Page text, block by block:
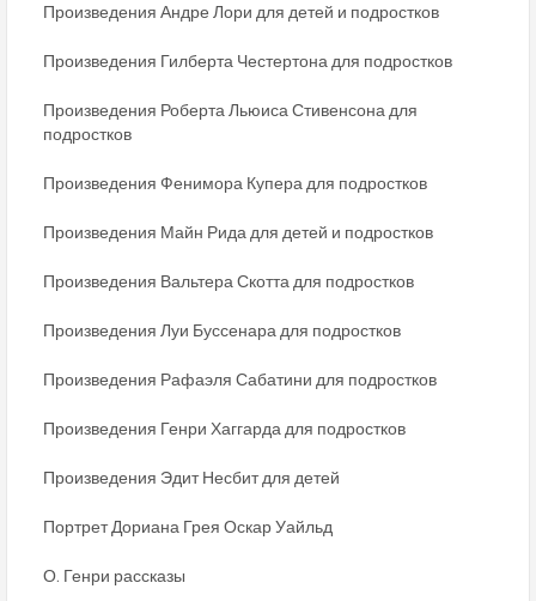
Произведения Андре Лори для детей и подростков
Произведения Гилберта Честертона для подростков
Произведения Роберта Льюиса Стивенсона для
подростков
Произведения Фенимора Купера для подростков
Произведения Майн Рида для детей и подростков
Произведения Вальтера Скотта для подростков
Произведения Луи Буссенара для подростков
Произведения Рафаэля Сабатини для подростков
Произведения Генри Хаггарда для подростков
Произведения Эдит Несбит для детей
Портрет Дориана Грея Оскар Уайльд
О. Генри рассказы